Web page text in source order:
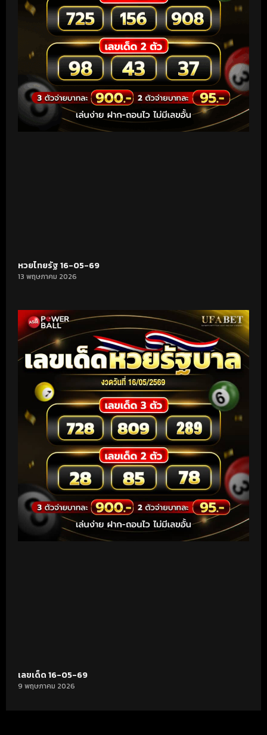
หวยไทยรัฐ 16-05-69
13 พฤษภาคม 2026
เลขเด็ด 16-05-69
9 พฤษภาคม 2026